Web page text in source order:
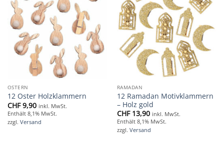
Add to
wishlist
OSTERN
12 Oster Holzklammern
CHF9,90 inkl. MwSt.
Enthält 8,1% MwSt.
zzgl. Versand
Add to
wishlist
RAMADAN
12 Ramadan Motivklammern
– Holz gold
CHF13,90 inkl. MwSt.
Enthält 8,1% MwSt.
zzgl. Versand